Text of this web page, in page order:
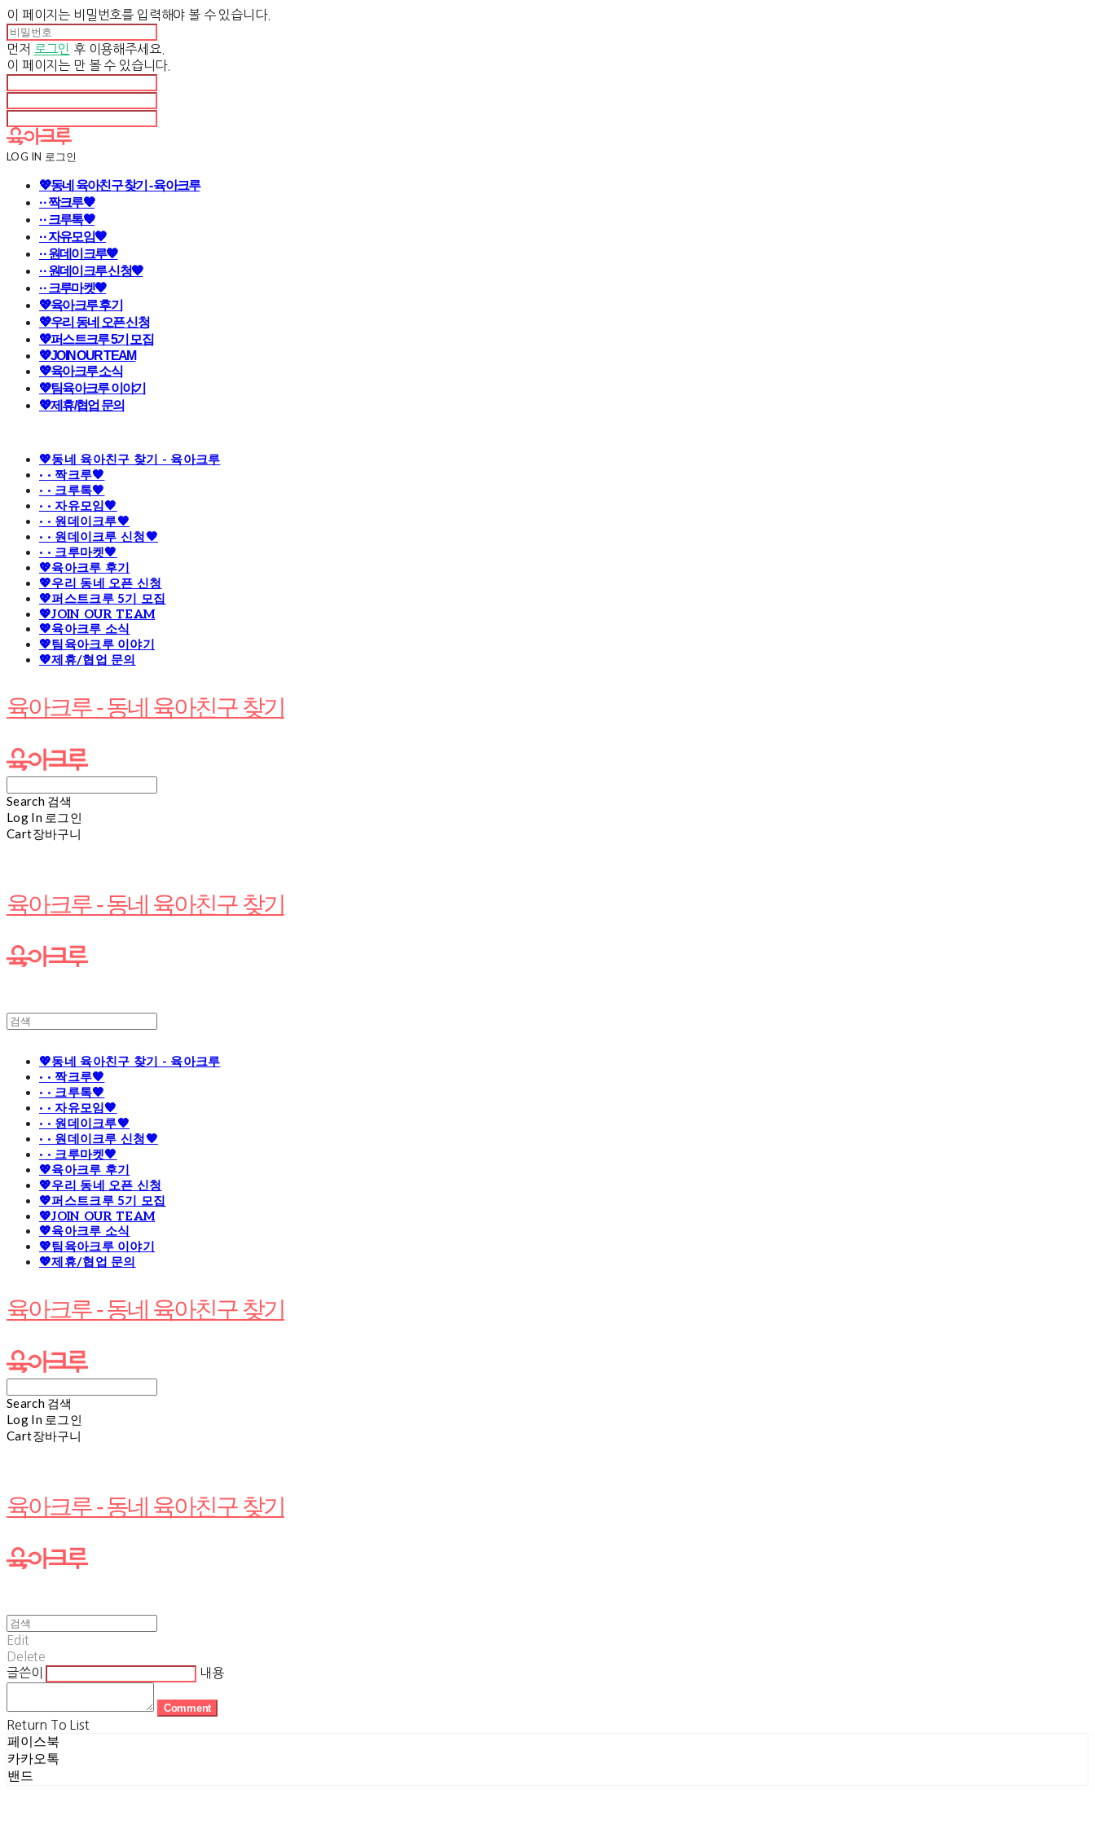
이 페이지는 비밀번호를 입력해야 볼 수 있습니다.
먼저 로그인 후 이용해주세요.
이 페이지는 만 볼 수 있습니다.
LOG IN 로그인
💖동네 육아친구 찾기 - 육아크루
· · 짝크루🧡
· · 크루톡🧡
· · 자유모임🧡
· · 원데이크루🧡
· · 원데이크루 신청🧡
· · 크루마켓🧡
💖육아크루 후기
💖우리 동네 오픈 신청
💖퍼스트크루 5기 모집
💖JOIN OUR TEAM
💖육아크루 소식
💖팀육아크루 이야기
💖제휴/협업 문의
💖동네 육아친구 찾기 - 육아크루
· · 짝크루🧡
· · 크루톡🧡
· · 자유모임🧡
· · 원데이크루🧡
· · 원데이크루 신청🧡
· · 크루마켓🧡
💖육아크루 후기
💖우리 동네 오픈 신청
💖퍼스트크루 5기 모집
💖JOIN OUR TEAM
💖육아크루 소식
💖팀육아크루 이야기
💖제휴/협업 문의
육아크루 - 동네 육아친구 찾기
Search 검색
Log In 로그인
Cart장바구니
육아크루 - 동네 육아친구 찾기
💖동네 육아친구 찾기 - 육아크루
· · 짝크루🧡
· · 크루톡🧡
· · 자유모임🧡
· · 원데이크루🧡
· · 원데이크루 신청🧡
· · 크루마켓🧡
💖육아크루 후기
💖우리 동네 오픈 신청
💖퍼스트크루 5기 모집
💖JOIN OUR TEAM
💖육아크루 소식
💖팀육아크루 이야기
💖제휴/협업 문의
육아크루 - 동네 육아친구 찾기
Search 검색
Log In 로그인
Cart장바구니
육아크루 - 동네 육아친구 찾기
Edit
Delete
글쓴이
내용
Comment
Return To List
페이스북
카카오톡
밴드